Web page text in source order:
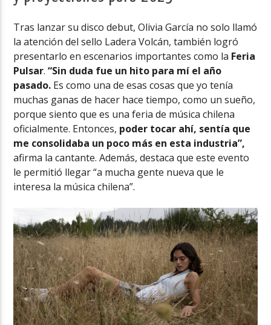
Tras lanzar su disco debut, Olivia García no solo llamó
la atención del sello Ladera Volcán, también logró
presentarlo en escenarios importantes como la Feria
Pulsar.“Sin duda fue un hito para mí el año
pasado. Es como una de esas cosas que yo tenía
muchas ganas de hacer hace tiempo, como un sueño,
porque siento que es una feria de música chilena
oficialmente. Entonces, poder tocar ahí, sentía que
me consolidaba un poco más en esta industria”,
afirma la cantante. Además, destaca que este evento
le permitió llegar “a mucha gente nueva que le
interesa la música chilena”.